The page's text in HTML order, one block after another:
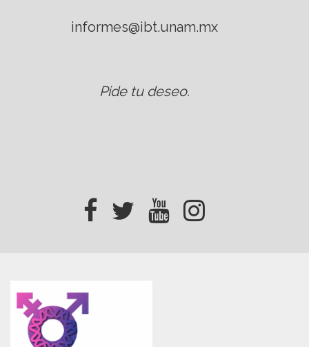
informes@ibt.unam.mx
Pide tu deseo.